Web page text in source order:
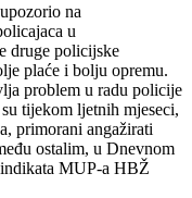
na
u
druge policijske
plaće i bolju opremu.
problem u radu policije
tijekom ljetnih mjeseci,
primorani angažirati
ostalim, u Dnevnom
MUP-a HBŽ